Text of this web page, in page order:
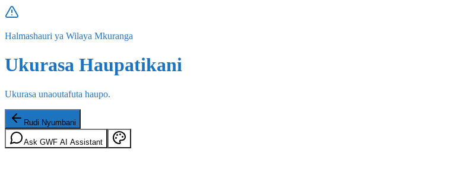
Halmashauri ya Wilaya Mkuranga
Ukurasa Haupatikani
Ukurasa unaoutafuta haupo.
Rudi Nyumbani
Ask GWF AI Assistant